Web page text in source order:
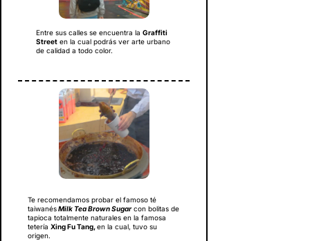
Entre sus calles se encuentra la Graffiti
Street en la cual podrás ver arte urbano
de calidad a todo color.
Te recomendamos probar el famoso té
taiwanésMilk Tea Brown Sugar con bolitas de
tapioca totalmente naturales en la famosa
tetería Xing Fu Tang,en la cual, tuvo su
origen.